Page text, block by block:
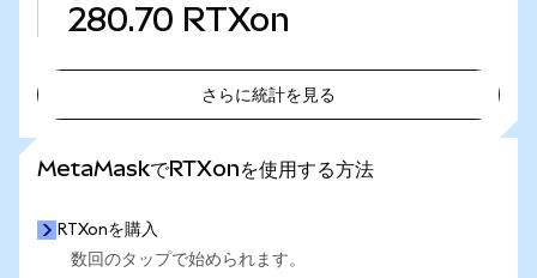
280.70 RTXon
さらに統計を見る
MetaMaskでRTXonを使用する方法
RTXonを購入
数回のタップで始められます。